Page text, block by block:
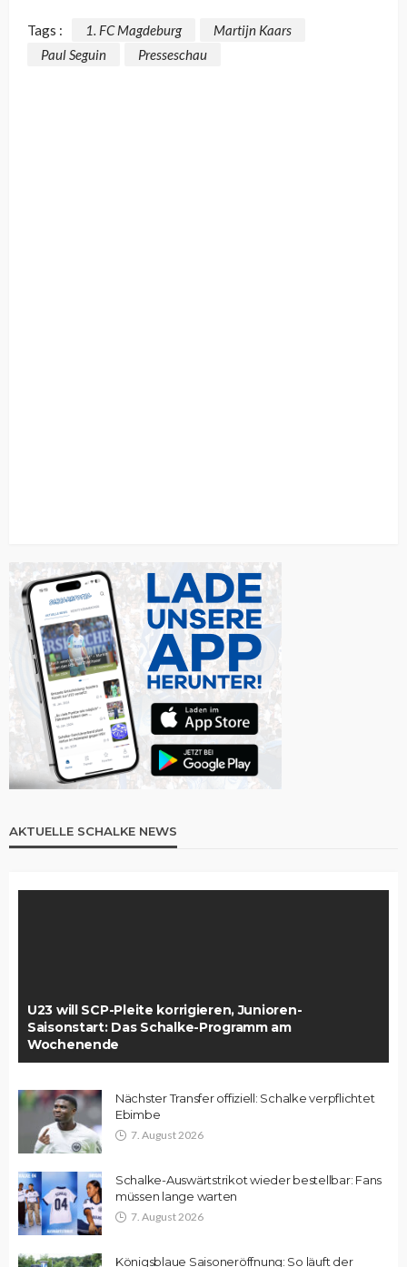
Tags : 1. FC Magdeburg
Martijn Kaars
Paul Seguin
Presseschau
AKTUELLE SCHALKE NEWS
U23 will SCP-Pleite korrigieren, Junioren-
Saisonstart: Das Schalke-Programm am
Wochenende
Nächster Transfer offiziell: Schalke verpflichtet
Ebimbe
7. August 2026
Schalke-Auswärtstrikot wieder bestellbar: Fans
müssen lange warten
7. August 2026
Königsblaue Saisoneröffnung: So läuft der